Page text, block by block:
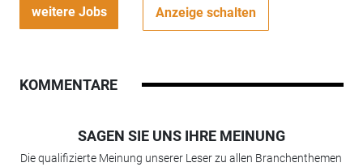
weitere Jobs Anzeige schalten
KOMMENTARE
SAGEN SIE UNS IHRE MEINUNG
Die qualifizierte Meinung unserer Leser zu allen Branchenthemen